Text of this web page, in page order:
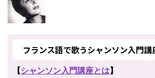
フランス語で歌うシャンソン入門講
【シャンソン入門講座とは】